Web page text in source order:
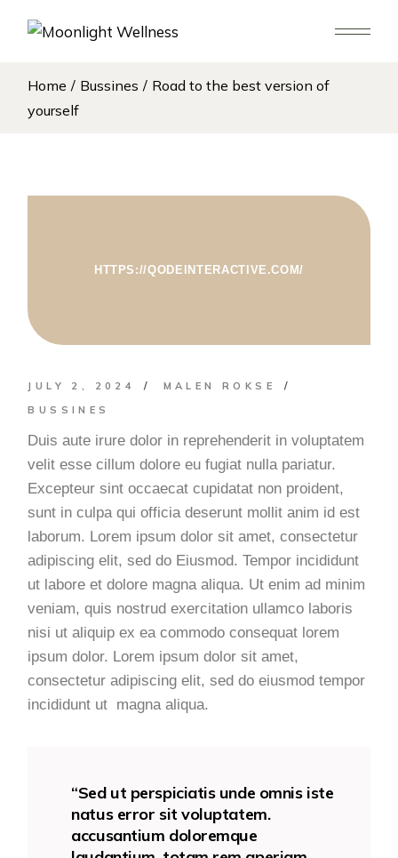
Home Bussines
Road to the best version of
yourself
HTTPS://QODEINTERACTIVE.COM/
JULY 2, 2024
MALEN ROKSE
BUSSINES
Duis aute irure dolor in reprehenderit in voluptatem
velit esse cillum dolore eu fugiat nulla pariatur.
Excepteur sint occaecat cupidatat non proident,
sunt in culpa qui officia deserunt mollit anim id est
laborum. Lorem ipsum dolor sit amet, consectetur
adipiscing elit, sed do Eiusmod. Tempor incididunt
ut labore et dolore magna aliqua. Ut enim ad minim
veniam, quis nostrud exercitation ullamco laboris
nisi ut aliquip ex ea commodo consequat lorem
ipsum dolor. Lorem ipsum dolor sit amet,
consectetur adipiscing elit, sed do eiusmod tempor
incididunt ut magna aliqua.
“Sed ut perspiciatis unde omnis iste
natus error sit voluptatem.
accusantium doloremque